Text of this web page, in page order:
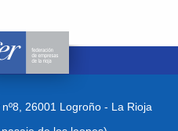
26001 Logroño - La Rioja